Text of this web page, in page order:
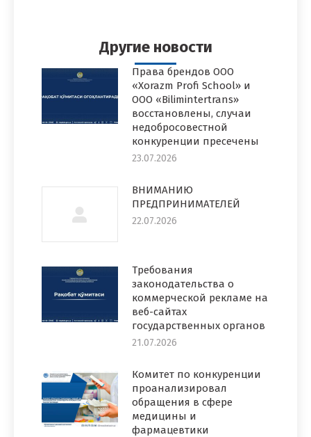
Другие новости
Права брендов ООО
«Xorazm Profi School» и
ООО «Bilimintertrans»
восстановлены, случаи
недобросовестной
конкуренции пресечены
23.07.2026
ВНИМАНИЮ
ПРЕДПРИНИМАТЕЛЕЙ
22.07.2026
Требования
законодательства о
коммерческой рекламе на
веб-сайтах
государственных органов
21.07.2026
Комитет по конкуренции
проанализировал
обращения в сфере
медицины и
фармацевтики